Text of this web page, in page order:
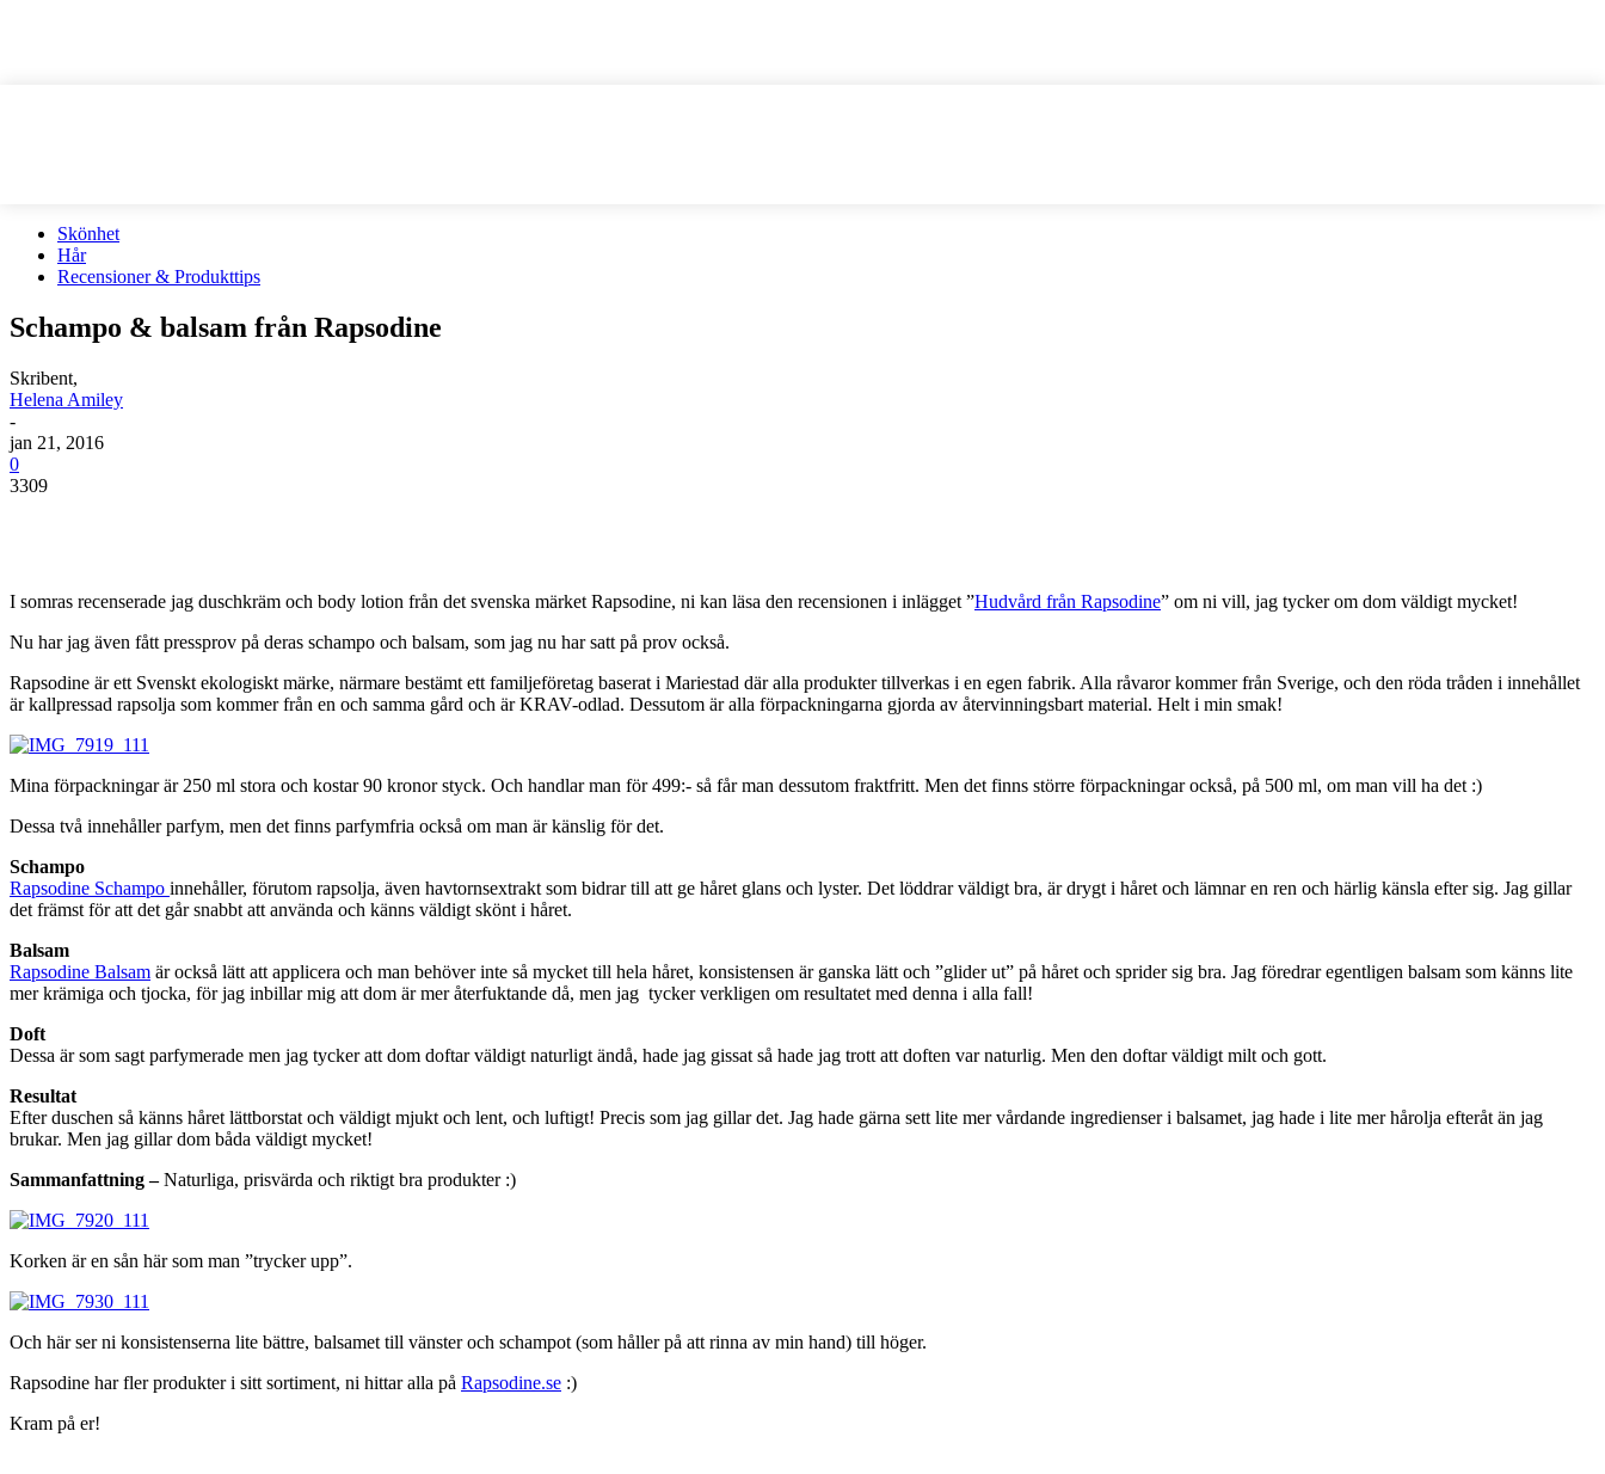
Skönhet
Hår
Recensioner & Produkttips
Schampo & balsam från Rapsodine
Skribent,
Helena Amiley
-
jan 21, 2016
0
3309
I somras recenserade jag duschkräm och body lotion från det svenska märket Rapsodine, ni kan läsa den recensionen i inlägget ”Hudvård från Rapsodine” om ni vill, jag tycker om dom väldigt mycket!
Nu har jag även fått pressprov på deras schampo och balsam, som jag nu har satt på prov också.
Rapsodine är ett Svenskt ekologiskt märke, närmare bestämt ett familjeföretag baserat i Mariestad där alla produkter tillverkas i en egen fabrik. Alla råvaror kommer från Sverige, och den röda tråden i innehållet
är kallpressad rapsolja som kommer från en och samma gård och är KRAV-odlad. Dessutom är alla förpackningarna gjorda av återvinningsbart material. Helt i min smak!
Mina förpackningar är 250 ml stora och kostar 90 kronor styck. Och handlar man för 499:- så får man dessutom fraktfritt. Men det finns större förpackningar också, på 500 ml, om man vill ha det :)
Dessa två innehåller parfym, men det finns parfymfria också om man är känslig för det.
Schampo
Rapsodine Schampo innehåller, förutom rapsolja, även havtornsextrakt som bidrar till att ge håret glans och lyster. Det löddrar väldigt bra, är drygt i håret och lämnar en ren och härlig känsla efter sig. Jag gillar
det främst för att det går snabbt att använda och känns väldigt skönt i håret.
Balsam
Rapsodine Balsam är också lätt att applicera och man behöver inte så mycket till hela håret, konsistensen är ganska lätt och ”glider ut” på håret och sprider sig bra. Jag föredrar egentligen balsam som känns lite
mer krämiga och tjocka, för jag inbillar mig att dom är mer återfuktande då, men jag tycker verkligen om resultatet med denna i alla fall!
Doft
Dessa är som sagt parfymerade men jag tycker att dom doftar väldigt naturligt ändå, hade jag gissat så hade jag trott att doften var naturlig. Men den doftar väldigt milt och gott.
Resultat
Efter duschen så känns håret lättborstat och väldigt mjukt och lent, och luftigt! Precis som jag gillar det. Jag hade gärna sett lite mer vårdande ingredienser i balsamet, jag hade i lite mer hårolja efteråt än jag
brukar. Men jag gillar dom båda väldigt mycket!
Sammanfattning –Naturliga, prisvärda och riktigt bra produkter :)
Korken är en sån här som man ”trycker upp”.
Och här ser ni konsistenserna lite bättre, balsamet till vänster och schampot (som håller på att rinna av min hand) till höger.
Rapsodine har fler produkter i sitt sortiment, ni hittar alla på Rapsodine.se :)
Kram på er!